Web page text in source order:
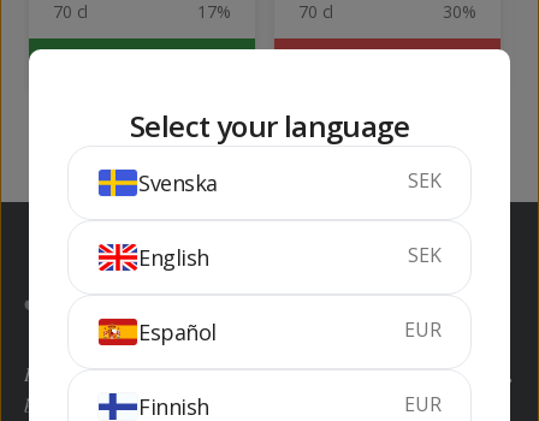
70 cl 17% 70 cl 30%
Här kan du handla hem dryckesvaror inom alla kategorier enkelt,
billigt och framför allt lagligt enligt EU-domstolen.
Select your language
Svenska SEK
English SEK
Español EUR
Finnish EUR